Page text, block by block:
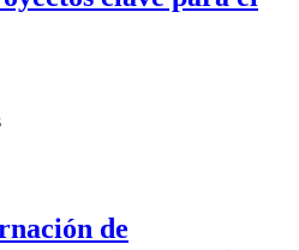
de